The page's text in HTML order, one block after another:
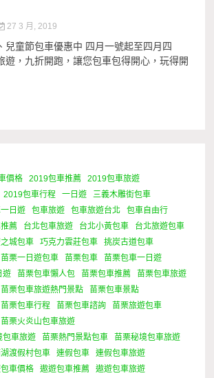
27 3 月, 2019
兒童節包車優惠中 四月一號起至四月四
遊，九折開跑，讓您包車包得開心，玩得開
價格 2019包車推薦
2019包車旅遊
2019包車行程 一日遊
三義木雕街包車
日遊 包車旅遊 包車旅遊台北
包車自由行
薦 台北包車旅遊 台北小黃包車
台北旅遊包車
城包車 巧克力雲莊包車
挑炭古道包車
苗栗一日遊包車 苗栗包車
苗栗包車一日遊
遊
苗栗包車懶人包 苗栗包車推薦
苗栗包車旅遊
苗栗包車旅遊熱門景點
苗栗包車景點
苗栗包車行程 苗栗包車諮詢
苗栗旅遊包車
苗栗火炎山包車旅遊
包車旅遊
苗栗熱門景點包車
苗栗秘境包車旅遊
渡假村包車 連假包車
連假包車旅遊
車價格 遨遊包車推薦
遨遊包車旅遊